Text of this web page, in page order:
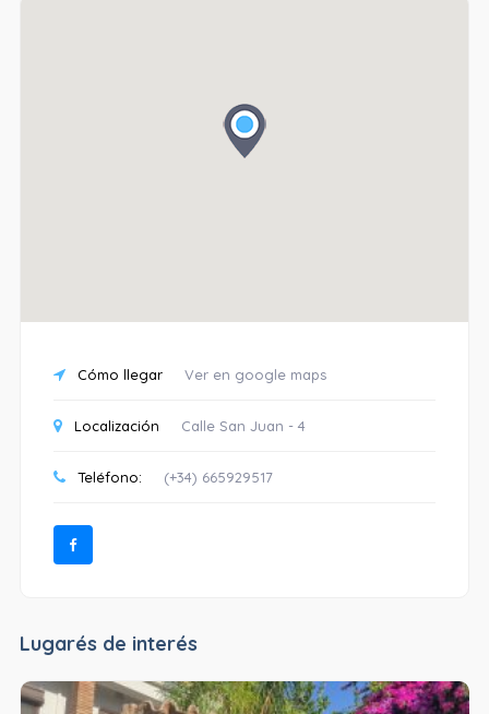
Cómo llegar Ver en google maps
Localización Calle San Juan - 4
Teléfono: (+34) 665929517
Lugarés de interés